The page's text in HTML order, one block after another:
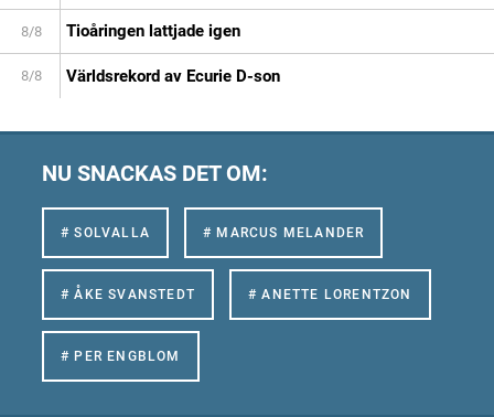
8/8 Tioåringen lattjade igen
8/8 Världsrekord av Ecurie D-son
NU SNACKAS DET OM:
# SOLVALLA # MARCUS MELANDER
# ÅKE SVANSTEDT # ANETTE LORENTZON
# PER ENGBLOM